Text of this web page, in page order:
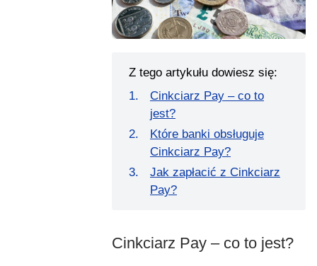
Z tego artykułu dowiesz się:
Cinkciarz Pay – co to
jest?
Które banki obsługuje
Cinkciarz Pay?
Jak zapłacić z Cinkciarz
Pay?
Cinkciarz Pay – co to jest?